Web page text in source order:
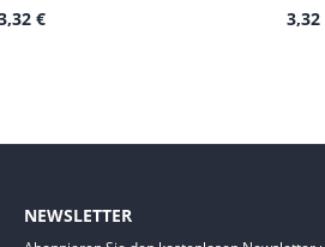
€ 3,32
NEWSLETTER